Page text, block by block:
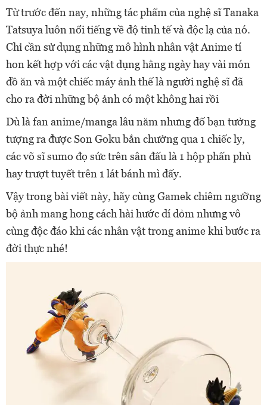
Từ trước đến nay, những tác phẩm của nghệ sĩ Tanaka
Tatsuya luôn nổi tiếng về độ tinh tế và độc lạ của nó.
Chỉ cần sử dụng những mô hình nhân vật Anime tí
hon kết hợp với các vật dụng hằng ngày hay vài món
đồ ăn và một chiếc máy ảnh thế là người nghệ sĩ đã
cho ra đời những bộ ảnh có một không hai rồi
Dù là fan anime/manga lâu năm nhưng đố bạn tưởng
tượng ra được Son Goku bắn chưởng qua 1 chiếc ly,
các võ sĩ sumo đọ sức trên sân đấu là 1 hộp phấn phủ
hay trượt tuyết trên 1 lát bánh mì đấy.
Vậy trong bài viết này, hãy cùng Gamek chiêm ngưỡng
bộ ảnh mang hong cách hài hước dí dỏm nhưng vô
cùng độc đáo khi các nhân vật trong anime khi bước ra
đời thực nhé!